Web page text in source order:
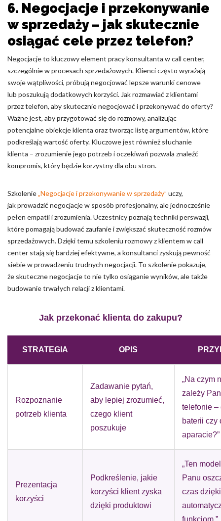
6. Negocjacje i przekonywanie
w sprzedaży – jak skutecznie
osiągać cele przez telefon?
Negocjacje to kluczowy element pracy konsultanta w call center,
szczególnie w procesach sprzedażowych. Klienci często wyrażają
swoje wątpliwości, próbują negocjować lepsze warunki cenowe
lub poszukują dodatkowych korzyści. Jak rozmawiać z klientami
przez telefon, aby skutecznie negocjować i przekonywać do oferty?
Ważne jest, aby przygotować się do rozmowy, analizując
potencjalne obiekcje klienta oraz tworząc listę argumentów, które
podkreślają wartość oferty. Kluczowe jest również słuchanie
klienta – zrozumienie jego potrzeb i oczekiwań pozwala znaleźć
kompromis, który będzie korzystny dla obu stron.
Szkolenie„Negocjacje i przekonywanie w sprzedaży” uczy,
jak prowadzić negocjacje w sposób profesjonalny, ale jednocześnie
pełen empatii i zrozumienia. Uczestnicy poznają techniki perswazji,
które pomagają budować zaufanie i zwiększać skuteczność rozmów
sprzedażowych. Dzięki temu szkoleniu rozmowy z klientem w call
center stają się bardziej efektywne, a konsultanci zyskują pewność
siebie w prowadzeniu trudnych negocjacji. To szkolenie pokazuje,
że skuteczne negocjacje to nie tylko osiąganie wyników, ale także
budowanie trwałych relacji z klientami.
Jak przekonać klienta do zakupu?
STRATEGIA OPIS
Rozpoznanie
potrzeb klienta
Zadawanie pytań,
aby lepiej zrozumieć,
czego klient
poszukuje
„Na czym
zależy
telefonie –
baterii czy
aparacie?”
Prezentacja
korzyści
Podkreślenie, jakie
korzyści klient zyska
dzięki produktowi
„Ten
Panu
czas dzięki
funkcjom.”